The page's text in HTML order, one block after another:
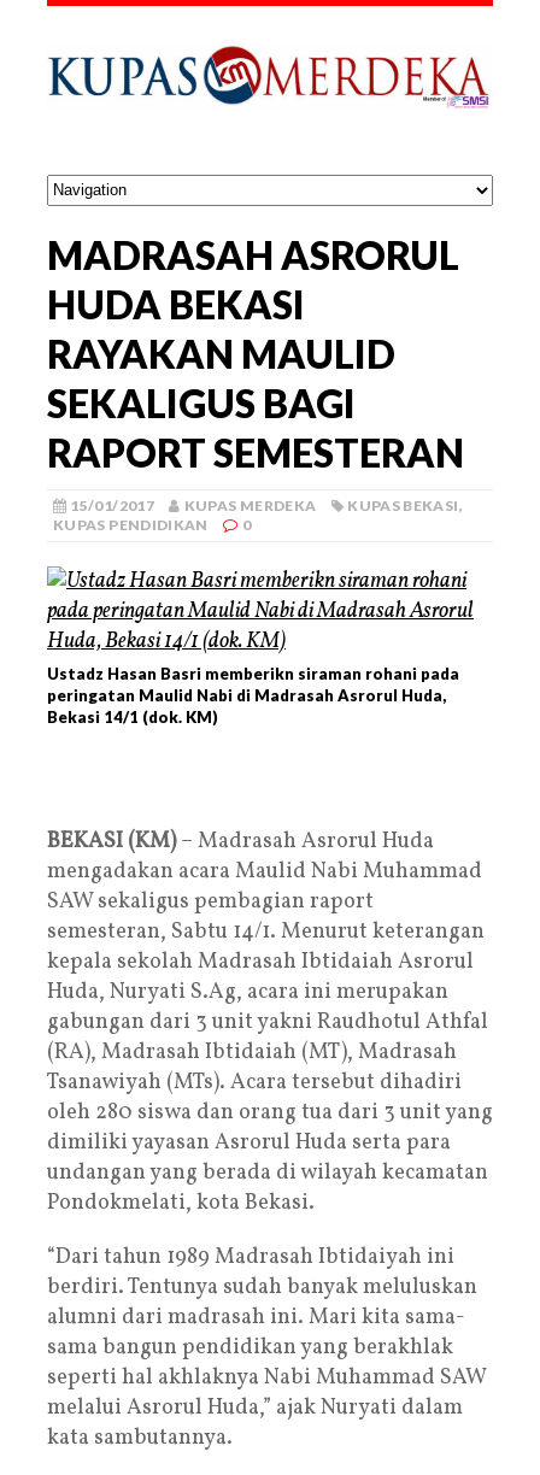
MADRASAH ASRORUL
HUDA BEKASI
RAYAKAN MAULID
SEKALIGUS BAGI
RAPORT SEMESTERAN
15/01/2017 KUPAS MERDEKA KUPAS BEKASI,
KUPAS PENDIDIKAN
0
Ustadz Hasan Basri memberikn siraman rohani pada
peringatan Maulid Nabi di Madrasah Asrorul Huda,
Bekasi 14/1 (dok. KM)
BEKASI (KM)– Madrasah Asrorul Huda
mengadakan acara Maulid Nabi Muhammad
SAW sekaligus pembagian raport
semesteran, Sabtu 14/1. Menurut keterangan
kepala sekolah Madrasah Ibtidaiah Asrorul
Huda, Nuryati S.Ag, acara ini merupakan
gabungan dari 3 unit yakni Raudhotul Athfal
(RA), Madrasah Ibtidaiah (MT), Madrasah
Tsanawiyah (MTs). Acara tersebut dihadiri
oleh 280 siswa dan orang tua dari 3 unit yang
dimiliki yayasan Asrorul Huda serta para
undangan yang berada di wilayah kecamatan
Pondokmelati, kota Bekasi.
“Dari tahun 1989 Madrasah Ibtidaiyah ini
berdiri. Tentunya sudah banyak meluluskan
alumni dari madrasah ini. Mari kita sama-
sama bangun pendidikan yang berakhlak
seperti hal akhlaknya Nabi Muhammad SAW
melalui Asrorul Huda,” ajak Nuryati dalam
kata sambutannya.